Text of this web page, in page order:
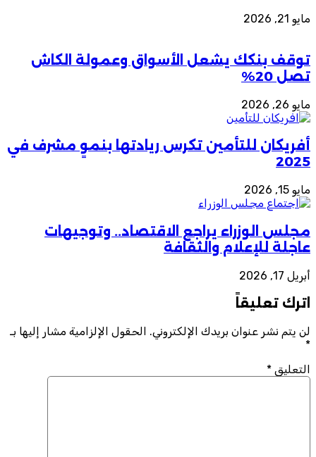
مايو 21, 2026
توقف بنكك يشعل الأسواق وعمولة الكاش
تصل 20%
مايو 26, 2026
أفريكان للتأمين تكرس ريادتها بنموٍ مشرف في
2025
مايو 15, 2026
مجلس الوزراء يراجع الاقتصاد.. وتوجيهات
عاجلة للإعلام والثقافة
أبريل 17, 2026
اترك تعليقاً
لن يتم نشر عنوان بريدك الإلكتروني. الحقول الإلزامية مشار إليها بـ
*
التعليق *